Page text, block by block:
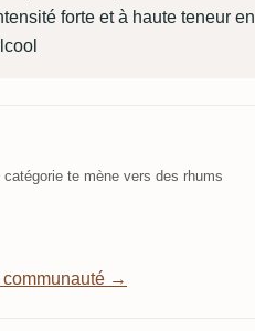
forte et à haute teneur en
te mène vers des rhums
communauté →